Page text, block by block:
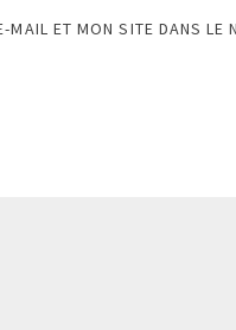
ET MON SITE DANS LE